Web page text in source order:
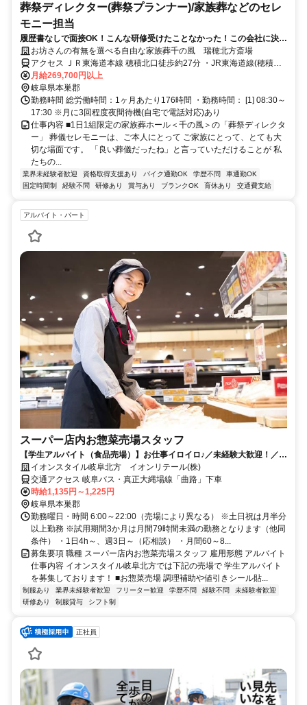
葬祭ディレクター(葬祭プランナー)/家族葬などのセレ
モニー担当
履歴書なしで面接OK！こんな研修受けたことなかった！この会社に決め
てよかった！インセンティブがなくてホスピタリティ発揮。
お坊さんの有無を選べる自由な家族葬千の風 瑞穂北方斎場
アクセス ＪＲ東海道本線 穂積北口徒歩約27分 ・JR東海道線(穂積駅)
より車にて10分
月給269,700円以上
岐阜県本巣郡
勤務時間 総労働時間：1ヶ月あたり176時間 ・勤務時間： [1] 08:30～
17:30 ※月に3回程度夜間待機(自宅で電話対応)あり
仕事内容 ■1日1組限定の家族葬ホール＜千の風＞の「葬祭ディレクタ
ー」 葬儀セレモニーは、ご本人にとって ご家族にとって、とても大
切な場面です。 「良い葬儀だったね」と言っていただけることが 私
たちの...
業界未経験者歓迎 資格取得支援あり バイク通勤OK 学歴不問
車通勤OK
固定時間制
経験不問 研修あり 賞与あり ブランクOK 育休あり 交通費支給
アルバイト・パート
スーパー店内お惣菜売場スタッフ
【学生アルバイト（食品売場）】お仕事イロイロ♪／未経験大歓迎！／お
友達と一緒に応募OK
イオンスタイル岐阜北方 イオンリテール(株)
交通アクセス 岐阜バス・真正大縄場線「曲路」下車
時給1,135円～1,225円
岐阜県本巣郡
勤務曜日・時間 6:00～22:00（売場により異なる） ※土日祝は月半分
以上勤務 ※試用期間3か月は月間79時間未満の勤務となります（他同
条件） ・1日4h～、週3日～（応相談） ・月間60～8...
募集要項 職種 スーパー店内お惣菜売場スタッフ 雇用形態 アルバイト
仕事内容 イオンスタイル岐阜北方では下記の売場で 学生アルバイト
を募集しております！ ■お惣菜売場 調理補助や値引きシール貼...
制服あり 業界未経験者歓迎 フリーター歓迎 学歴不問 経験不問
未経験者歓迎
研修あり
制服貸与 シフト制
正社員